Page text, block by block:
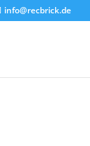
info@recbrick.de